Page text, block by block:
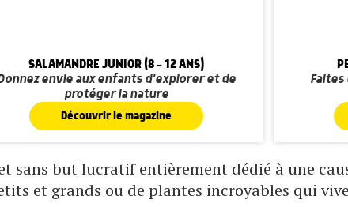
SALAMANDRE JUNIOR (8 - 12 ANS)
envie aux enfants d'explorer et de
protéger la nature
Découvrir le magazine
sans but lucratif entièrement dédié à une
et grands ou de plantes incroyables qui